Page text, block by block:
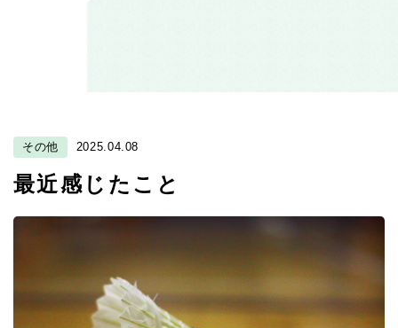
その他 2025.04.08
最近感じたこと